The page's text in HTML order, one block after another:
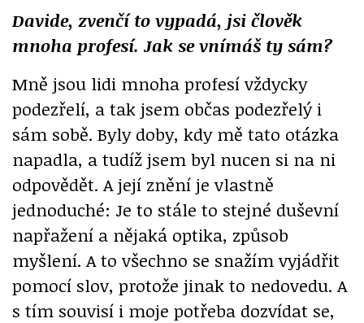
Davide, zvenčí to vypadá, jsi člověk
mnoha profesí. Jak se vnímáš ty sám?
Mně jsou lidi mnoha profesí vždycky
podezřelí, a tak jsem občas podezřelý i
sám sobě. Byly doby, kdy mě tato otázka
napadla, a tudíž jsem byl nucen si na ni
odpovědět. A její znění je vlastně
jednoduché: Je to stále to stejné duševní
napřažení a nějaká optika, způsob
myšlení. A to všechno se snažím vyjádřit
pomocí slov, protože jinak to nedovedu. A
s tím souvisí i moje potřeba dozvídat se,